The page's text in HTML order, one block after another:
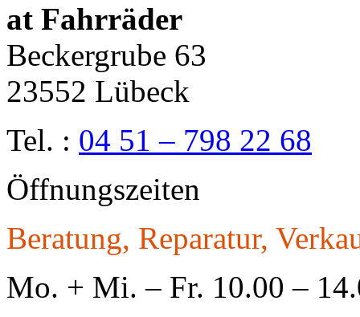
at Fahrräder
Beckergrube 63
23552 Lübeck
Tel. : 04 51 – 798 22 68
Öffnungszeiten
Beratung, Reparatur,
Mo. + Mi. – Fr. 10.00 –